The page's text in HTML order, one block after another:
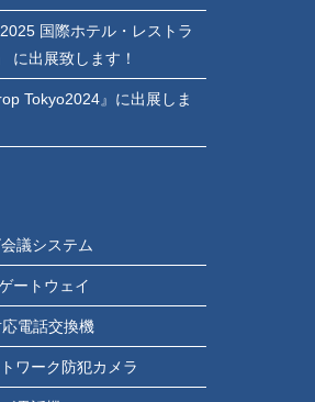
国際ホテル・レストラ
に出展致します！
Tokyo2024』に出展しま
議システム
ートウェイ
電話交換機
ワーク防犯カメラ